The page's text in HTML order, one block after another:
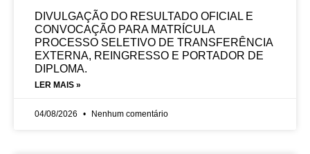
DIVULGAÇÃO DO RESULTADO OFICIAL E
CONVOCAÇÃO PARA MATRÍCULA
PROCESSO SELETIVO DE TRANSFERÊNCIA
EXTERNA, REINGRESSO E PORTADOR DE
DIPLOMA.
LER MAIS »
04/08/2026 Nenhum comentário